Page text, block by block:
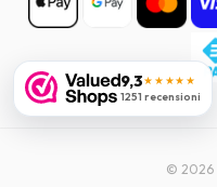
9,3★★★★★
1251 recensioni
© 2026